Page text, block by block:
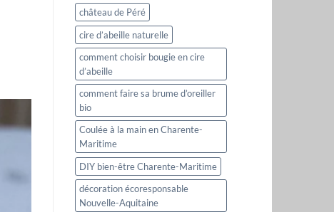
château de Péré
cire d’abeille naturelle
comment choisir bougie en cire
d’abeille
comment faire sa brume d’oreiller
bio
Coulée à la main en Charente-
Maritime
DIY bien-être Charente-Maritime
décoration écoresponsable
Nouvelle-Aquitaine